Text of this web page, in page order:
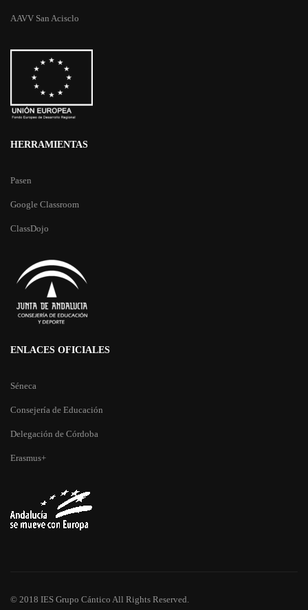
AAVV San Acisclo
HERRAMIENTAS
Pasen
Google Classroom
ClassDojo
ENLACES OFICIALES
Séneca
Consejería de Educación
Delegación de Córdoba
Erasmus+
© 2018 IES Grupo Cántico All Rights Reserved.